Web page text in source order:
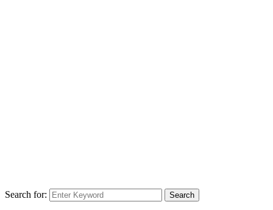
Search for: Search